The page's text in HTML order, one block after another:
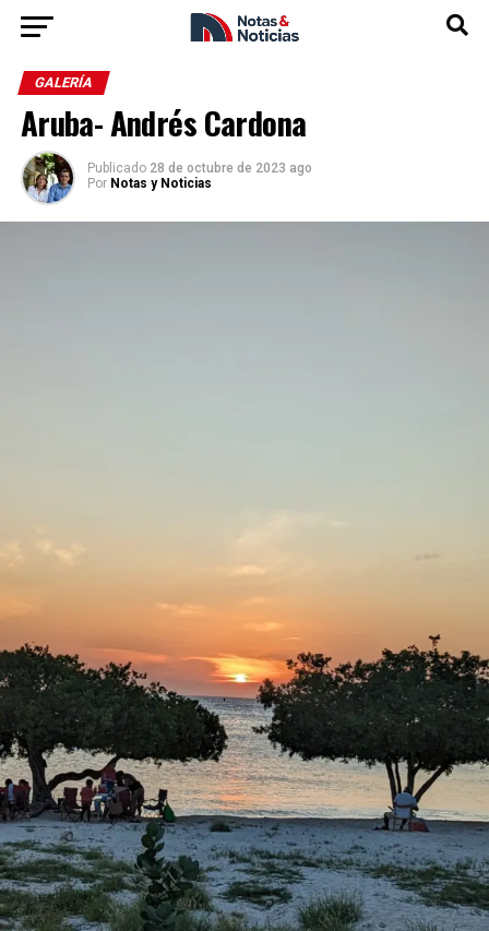
GALERÍA
Aruba- Andrés Cardona
Publicado 28 de octubre de 2023 ago
Por Notas y Noticias